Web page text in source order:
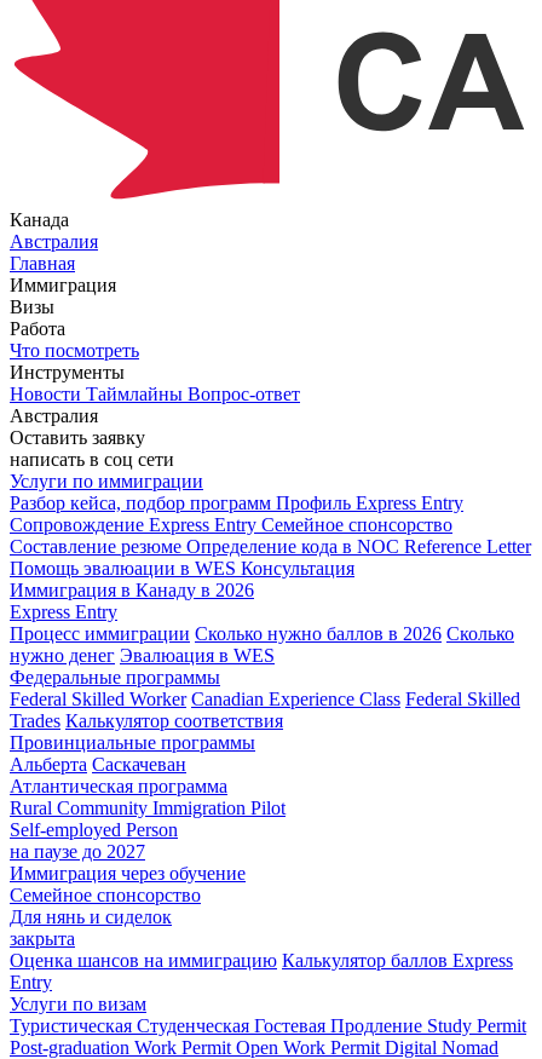
Канада
Австралия
Главная
Иммиграция
Визы
Работа
Что посмотреть
Инструменты
Новости Таймлайны Вопрос-ответ
Австралия
Оставить заявку
написать в соц сети
Услуги по иммиграции
Разбор кейса, подбор программ Профиль Express Entry
Сопровождение Express Entry Семейное спонсорство
Составление резюме Определение кода в NOC Reference Letter
Помощь эвалюации в WES Консультация
Иммиграция в Канаду в 2026
Express Entry
Процесс иммиграции Сколько нужно баллов в 2026 Сколько
нужно денег Эвалюация в WES
Федеральные программы
Federal Skilled Worker Canadian Experience Class Federal Skilled
Trades Калькулятор соответствия
Провинциальные программы
Альберта Саскачеван
Атлантическая программа
Rural Community Immigration Pilot
Self-employed Person
на паузе до 2027
Иммиграция через обучение
Семейное спонсорство
Для нянь и сиделок
закрыта
Оценка шансов на иммиграцию Калькулятор баллов Express
Entry
Услуги по визам
Туристическая Студенческая Гостевая Продление Study Permit
Post-graduation Work Permit Open Work Permit Digital Nomad